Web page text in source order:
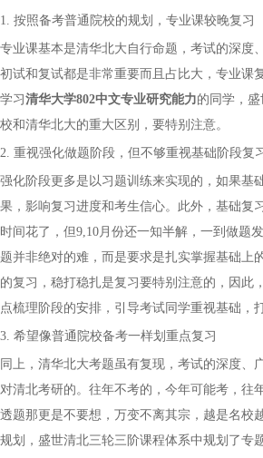
1. 按照备考普通院校的规划，专业课较晚复习
专业课基本是清华北大自行命题，考试的深度
初试和复试都是非常重要而且占比大，专业课
学习 清华大学802中文专业研究能力的同学， 盛
校和清华北大的重大区别，要特别注意。
2. 重视强化做题阶段，但不够重视基础阶段复
强化阶段更多是以习题训练来实现的，如果基
果，影响复习进度和考生信心。此外，基础复
时间花了，但9,10月份还一知半解，一到做题
题并非绝对的难，而是要求是扎实掌握基础上
的复习，稳打稳扎是复习要特别注意的，因此，
点梳理阶段的安排，引导考试同学重视基础
3. 希望像普通院校备考一样划重点复习
同上，清华北大考题虽有复现，考试的深度
对清北考研的。往年不考的，今年可能考，往
透题那更是不要想，万变不离其宗，越是名校
规划， 盛世清北三轮三阶课程体系中规划了专